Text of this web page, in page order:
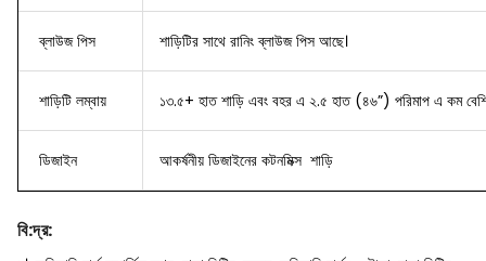
ব্লাউজ পিস শাড়িটির সাথে রানিং ব্লাউজ পিস আছে।
শাড়িটি লম্বায় ১৩.৫+ হাত শাড়ি এবং বহর এ ২.৫ হাত (৪৬”) পরিমাপ এ কম
ডিজাইন আকর্ষনীয় ডিজাইনের কটনমিক্স শাড়ি
বি:দ্র: